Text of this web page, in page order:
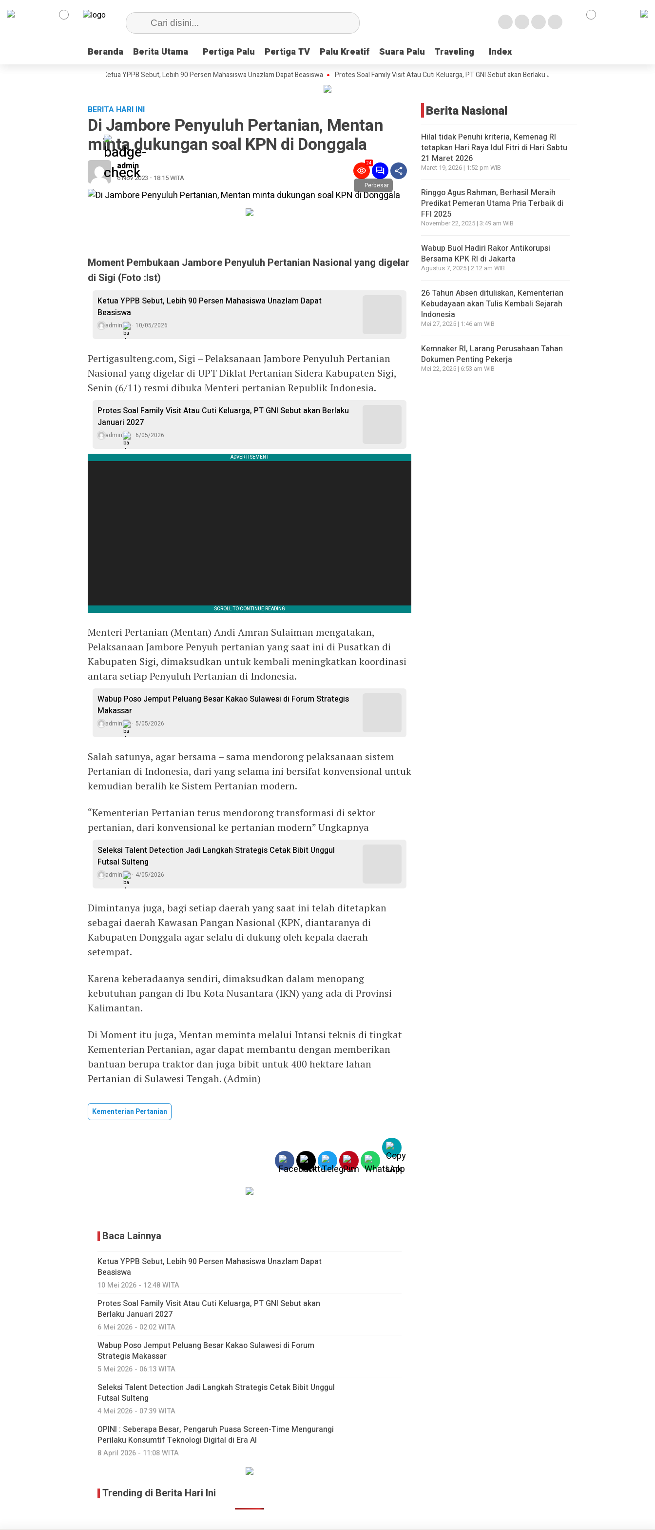
Beranda Berita Utama Pertiga Palu Pertiga TV Palu Kreatif Suara Palu Traveling Index
Beranda Berita Utama Pertiga Palu Pertiga TV Palu Kreatif Suara Palu Traveling Index
Ketua YPPB Sebut, Lebih 90 Persen Mahasiswa Unazlam Dapat Beasiswa Protes Soal Family Visit Atau Cuti Keluarga, PT GNI Sebut akan Berlaku Januari 2027
BERITA HARI INI
Di Jambore Penyuluh Pertanian, Mentan
minta dukungan soal KPN di Donggala
admin
6 Nov 2023 - 18:15 WITA
24
Perbesar
Moment Pembukaan Jambore Penyuluh Pertanian Nasional yang digelar
di Sigi (Foto :Ist)
Ketua YPPB Sebut, Lebih 90 Persen Mahasiswa Unazlam Dapat
Beasiswa
admin 10/05/2026
Pertigasulteng.com, Sigi – Pelaksanaan Jambore Penyuluh Pertanian
Nasional yang digelar di UPT Diklat Pertanian Sidera Kabupaten Sigi,
Senin (6/11) resmi dibuka Menteri pertanian Republik Indonesia.
Protes Soal Family Visit Atau Cuti Keluarga, PT GNI Sebut akan Berlaku
Januari 2027
admin 6/05/2026
Menteri Pertanian (Mentan) Andi Amran Sulaiman mengatakan,
Pelaksanaan Jambore Penyuh pertanian yang saat ini di Pusatkan di
Kabupaten Sigi, dimaksudkan untuk kembali meningkatkan koordinasi
antara setiap Penyuluh Pertanian di Indonesia.
Wabup Poso Jemput Peluang Besar Kakao Sulawesi di Forum Strategis
Makassar
admin 5/05/2026
Salah satunya, agar bersama – sama mendorong pelaksanaan sistem
Pertanian di Indonesia, dari yang selama ini bersifat konvensional untuk
kemudian beralih ke Sistem Pertanian modern.
“Kementerian Pertanian terus mendorong transformasi di sektor
pertanian, dari konvensional ke pertanian modern” Ungkapnya
Seleksi Talent Detection Jadi Langkah Strategis Cetak Bibit Unggul
Futsal Sulteng
admin 4/05/2026
Dimintanya juga, bagi setiap daerah yang saat ini telah ditetapkan
sebagai daerah Kawasan Pangan Nasional (KPN, diantaranya di
Kabupaten Donggala agar selalu di dukung oleh kepala daerah
setempat.
Karena keberadaanya sendiri, dimaksudkan dalam menopang
kebutuhan pangan di Ibu Kota Nusantara (IKN) yang ada di Provinsi
Kalimantan.
Di Moment itu juga, Mentan meminta melalui Intansi teknis di tingkat
Kementerian Pertanian, agar dapat membantu dengan memberikan
bantuan berupa traktor dan juga bibit untuk 400 hektare lahan
Pertanian di Sulawesi Tengah. (Admin)
Kementerian Pertanian
Baca Lainnya
Ketua YPPB Sebut, Lebih 90 Persen Mahasiswa Unazlam Dapat
Beasiswa
10 Mei 2026 - 12:48 WITA
Protes Soal Family Visit Atau Cuti Keluarga, PT GNI Sebut akan
Berlaku Januari 2027
6 Mei 2026 - 02:02 WITA
Wabup Poso Jemput Peluang Besar Kakao Sulawesi di Forum
Strategis Makassar
5 Mei 2026 - 06:13 WITA
Seleksi Talent Detection Jadi Langkah Strategis Cetak Bibit Unggul
Futsal Sulteng
4 Mei 2026 - 07:39 WITA
OPINI : Seberapa Besar, Pengaruh Puasa Screen-Time Mengurangi
Perilaku Konsumtif Teknologi Digital di Era AI
8 April 2026 - 11:08 WITA
Trending di Berita Hari Ini
Berita Nasional
Hilal tidak Penuhi kriteria, Kemenag RI
tetapkan Hari Raya Idul Fitri di Hari Sabtu
21 Maret 2026
Maret 19, 2026 | 1:52 pm WIB
Ringgo Agus Rahman, Berhasil Meraih
Predikat Pemeran Utama Pria Terbaik di
FFI 2025
November 22, 2025 | 3:49 am WIB
Wabup Buol Hadiri Rakor Antikorupsi
Bersama KPK RI di Jakarta
Agustus 7, 2025 | 2:12 am WIB
26 Tahun Absen dituliskan, Kementerian
Kebudayaan akan Tulis Kembali Sejarah
Indonesia
Mei 27, 2025 | 1:46 am WIB
Kemnaker RI, Larang Perusahaan Tahan
Dokumen Penting Pekerja
Mei 22, 2025 | 6:53 am WIB